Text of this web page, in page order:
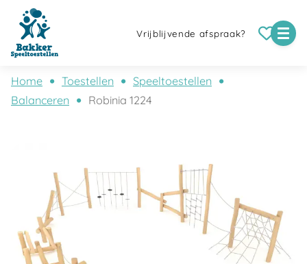
Vrijblijvende afspraak?
Home Toestellen
Speeltoestellen
Balanceren
Robinia 1224